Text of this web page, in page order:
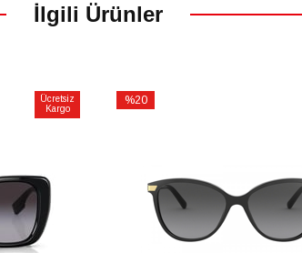
İlgili Ürünler
Ücretsiz
Kargo
%20